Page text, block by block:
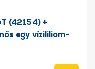
(42154) +
egy vízililiom-